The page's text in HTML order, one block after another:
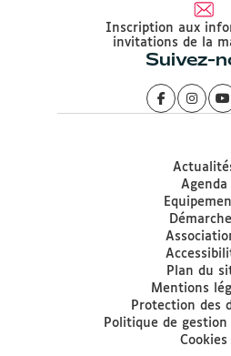
Inscription aux
invitations de la
Suivez-
Agenda
Plan du
Mentions
Protection des
Politique de gestion
Cookies